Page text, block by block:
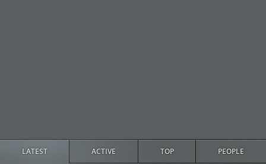
LATEST ACTIVE TOP PEOPLE